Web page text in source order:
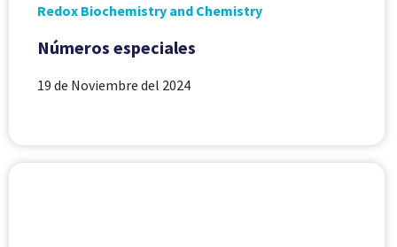
Redox Biochemistry and Chemistry
Números especiales
19 de Noviembre del 2024